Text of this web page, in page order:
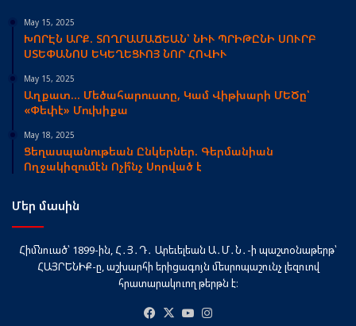
May 15, 2025
ԽՈՐԷՆ ԱՐՔ. ՏՈՂՐԱՄԱՃԵԱՆ՝ ՆԻՒ ՊՐԻԹԸՆԻ ՍՈՒՐԲ
ՍՏԵՓԱՆՈՍ ԵԿԵՂԵՑՒՈՅ ՆՈՐ ՀՈՎԻՒ
May 15, 2025
Աղքատ… Մեծահարուստը, Կամ Վիթխարի ՄԵԾը՝
«Փեփէ» Մուխիքա
May 18, 2025
Ցեղասպանութեան Ընկերներ. Գերմանիան
Ողջակիզումէն Ոչի՞նչ Սորված է
Մեր մասին
Հիմնուած՝ 1899-ին, Հ․Յ․Դ․ Արեւելեան Ա․Մ․Ն․-ի պաշտօնաթերթ՝
ՀԱՅՐԵՆԻՔ-ը, աշխարհի երիցագոյն մեսրոպաշունչ լեզուով
հրատարակուող թերթն է։
Facebook
X YouTube